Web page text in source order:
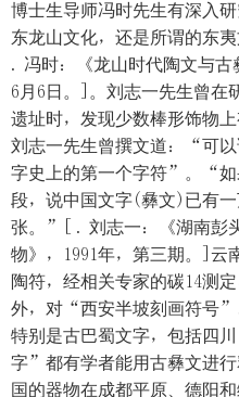
博士生导师冯时先生有深入
东龙山文化，还是所谓的东
. 冯时：《龙山时代陶文与
6月6日。]。刘志一先生曾在
遗址时，发现少数棒形饰物
刘志一先生曾撰文道：“可
字史上的第一个字符”。“如
段，说中国文字(彝文)已有
张。”[ . 刘志一：《湖南彭
物》，1991年，第三期。]云
陶符，经相关专家的碳14测
外，对“西安半坡刻画符号
特别是古巴蜀文字，包括四
字”都有学者能用古彝文进
国的器物在成都平原、德阳